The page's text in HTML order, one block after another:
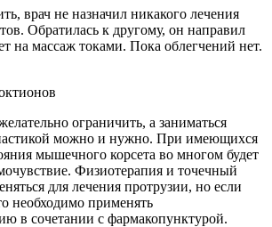
врач не назначил никакого лечения
Обратилась к другому, он направил
на массаж токами. Пока облегчений нет.
ограничить, а заниматься
можно и нужно. При имеющихся
мышечного корсета во многом будет
Физиотерапия и точечный
для лечения протрузии, но если
необходимо применять
в сочетании с фармакопунктурой.